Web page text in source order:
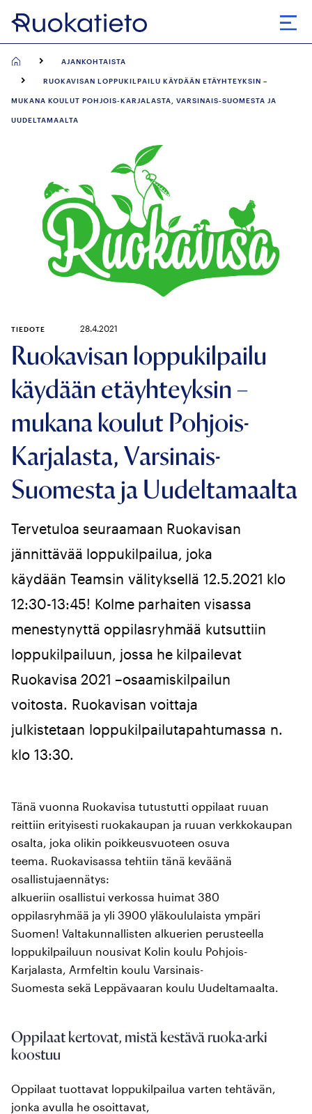
Siirry
suoraan
AJANKOHTAISTA
RUOKAVISAN LOPPUKILPAILU KÄYDÄÄN ETÄYHTEYKSIN –
MUKANA KOULUT POHJOIS-KARJALASTA, VARSINAIS-SUOMESTA JA
UUDELTAMAALTA
Ruokavisan loppukilpailu
käydään etäyhteyksin –
mukana koulut Pohjois-
Karjalasta, Varsinais-
Suomesta ja Uudeltamaalta
TIEDOTE 28.4.2021
Tervetuloa seuraamaan Ruokavisan
jännittävää loppukilpailua, joka
käydään Teamsin välityksellä 12.5.2021 klo
12:30-13:45! Kolme parhaiten visassa
menestynyttä oppilasryhmää kutsuttiin
loppukilpailuun, jossa he kilpailevat
Ruokavisa 2021 –osaamiskilpailun
voitosta. Ruokavisan voittaja
julkistetaan loppukilpailutapahtumassa n.
klo 13:30.
Tänä vuonna Ruokavisa tutustutti oppilaat ruuan
reittiin erityisesti ruokakaupan ja ruuan verkkokaupan
osalta, joka olikin poikkeusvuoteen osuva
teema. Ruokavisassa tehtiin tänä keväänä
osallistujaennätys:
alkueriin osallistui verkossa huimat 380
oppilasryhmää ja yli 3900 yläkoululaista ympäri
Suomen! Valtakunnallisten alkuerien perusteella
loppukilpailuun nousivat Kolin koulu Pohjois-
Karjalasta, Armfeltin koulu Varsinais-
Suomesta sekä Leppävaaran koulu Uudeltamaalta.
Oppilaat kertovat, mistä kestävä ruoka-arki
koostuu
Oppilaat tuottavat loppukilpailua varten tehtävän,
jonka avulla he osoittavat,